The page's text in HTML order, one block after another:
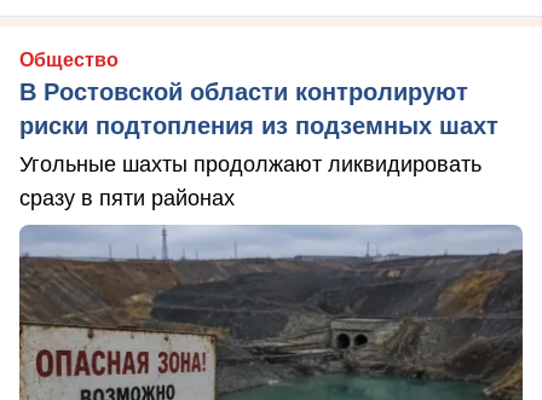
Общество
В Ростовской области контролируют
риски подтопления из подземных шахт
Угольные шахты продолжают ликвидировать
сразу в пяти районах